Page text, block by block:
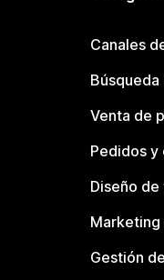
Canales
Venta de
Pedidos y
Diseño
Gestión